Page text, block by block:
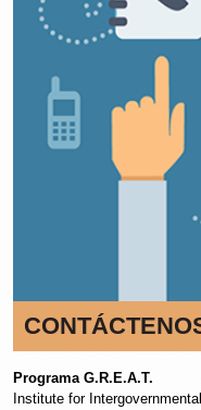
Programa G.R.E.A.T.
Institute for